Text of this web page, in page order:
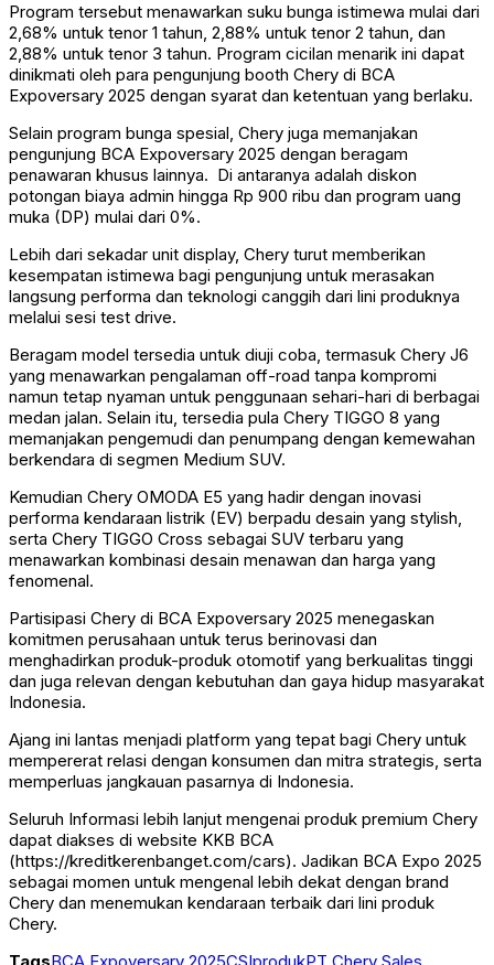
Program tersebut menawarkan suku bunga istimewa mulai dari
2,68% untuk tenor 1 tahun, 2,88% untuk tenor 2 tahun, dan
2,88% untuk tenor 3 tahun. Program cicilan menarik ini dapat
dinikmati oleh para pengunjung booth Chery di BCA
Expoversary 2025 dengan syarat dan ketentuan yang berlaku.
Selain program bunga spesial, Chery juga memanjakan
pengunjung BCA Expoversary 2025 dengan beragam
penawaran khusus lainnya. Di antaranya adalah diskon
potongan biaya admin hingga Rp 900 ribu dan program uang
muka (DP) mulai dari 0%.
Lebih dari sekadar unit display, Chery turut memberikan
kesempatan istimewa bagi pengunjung untuk merasakan
langsung performa dan teknologi canggih dari lini produknya
melalui sesi test drive.
Beragam model tersedia untuk diuji coba, termasuk Chery J6
yang menawarkan pengalaman off-road tanpa kompromi
namun tetap nyaman untuk penggunaan sehari-hari di berbagai
medan jalan. Selain itu, tersedia pula Chery TIGGO 8 yang
memanjakan pengemudi dan penumpang dengan kemewahan
berkendara di segmen Medium SUV.
Kemudian Chery OMODA E5 yang hadir dengan inovasi
performa kendaraan listrik (EV) berpadu desain yang stylish,
serta Chery TIGGO Cross sebagai SUV terbaru yang
menawarkan kombinasi desain menawan dan harga yang
fenomenal.
Partisipasi Chery di BCA Expoversary 2025 menegaskan
komitmen perusahaan untuk terus berinovasi dan
menghadirkan produk-produk otomotif yang berkualitas tinggi
dan juga relevan dengan kebutuhan dan gaya hidup masyarakat
Indonesia.
Ajang ini lantas menjadi platform yang tepat bagi Chery untuk
mempererat relasi dengan konsumen dan mitra strategis, serta
memperluas jangkauan pasarnya di Indonesia.
Seluruh Informasi lebih lanjut mengenai produk premium Chery
dapat diakses di website KKB BCA
(https://kreditkerenbanget.com/cars). Jadikan BCA Expo 2025
sebagai momen untuk mengenal lebih dekat dengan brand
Chery dan menemukan kendaraan terbaik dari lini produk
Chery.